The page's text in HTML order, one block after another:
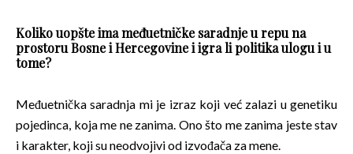
Koliko uopšte ima međuetničke saradnje u repu na
prostoru Bosne i Hercegovine i igra li politika ulogu i u
tome?
Međuetnička saradnja mi je izraz koji već zalazi u genetiku
pojedinca, koja me ne zanima. Ono što me zanima jeste stav
i karakter, koji su neodvojivi od izvođača za mene.